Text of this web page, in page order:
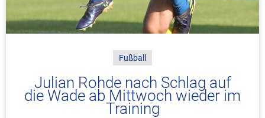
Fußball
Julian Rohde nach Schlag auf
die Wade ab Mittwoch wieder im
Training